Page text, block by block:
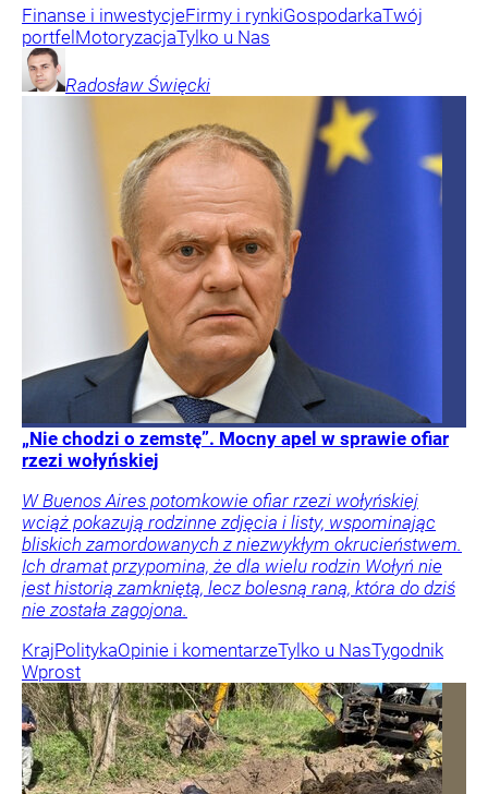
Finanse i inwestycjeFirmy i rynkiGospodarkaTwój
portfelMotoryzacjaTylko u Nas
Radosław Święcki
„Nie chodzi o zemstę”. Mocny apel w sprawie ofiar
rzezi wołyńskiej
W Buenos Aires potomkowie ofiar rzezi wołyńskiej
wciąż pokazują rodzinne zdjęcia i listy, wspominając
bliskich zamordowanych z niezwykłym okrucieństwem.
Ich dramat przypomina, że dla wielu rodzin Wołyń nie
jest historią zamkniętą, lecz bolesną raną, która do dziś
nie została zagojona.
KrajPolitykaOpinie i komentarzeTylko u NasTygodnik
Wprost